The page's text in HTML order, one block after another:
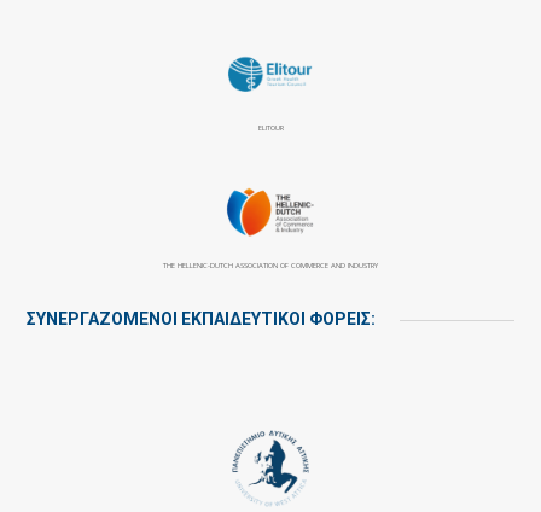
ELITOUR
THE HELLENIC-DUTCH ASSOCIATION OF COMMERCE AND INDUSTRY
ΣΥΝΕΡΓΑΖΌΜΕΝΟΙ ΕΚΠΑΙΔΕΥΤΙΚΟΊ ΦΟΡΕΊΣ: